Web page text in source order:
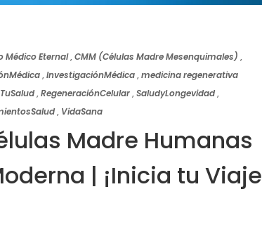
Médico Eternal,CMM (Células Madre Mesenquimales) ,
,InvestigaciónMédica,medicina regenerativa
,RegeneraciónCelular,SaludyLongevidad,
, VidaSana
Madre Humanas
| ¡Inicia tu Viaje